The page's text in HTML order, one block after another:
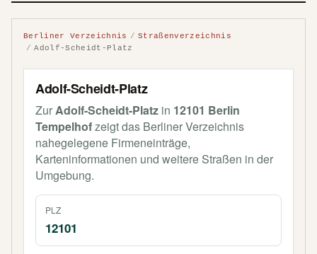
Berliner Verzeichnis
Straßenverzeichnis
Adolf-Scheidt-Platz
Adolf-Scheidt-Platz
ZurAdolf-Scheidt-Platz in 12101 Berlin
Tempelhofzeigt das Berliner Verzeichnis
nahegelegene Firmeneinträge,
Karteninformationen und weitere Straßen in der
Umgebung.
PLZ
12101